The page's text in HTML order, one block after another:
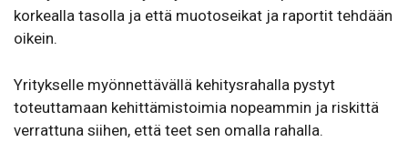
korkealla tasolla ja että muotoseikat ja raportit tehdään
oikein.
Yritykselle myönnettävällä kehitysrahalla pystyt
toteuttamaan kehittämistoimia nopeammin ja riskittä
verrattuna siihen, että teet sen omalla rahalla.